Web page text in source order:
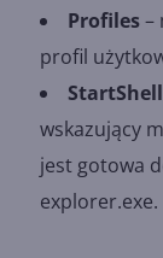
Profiles–
profil
wskazujący
jest gotowa
explorer.exe.